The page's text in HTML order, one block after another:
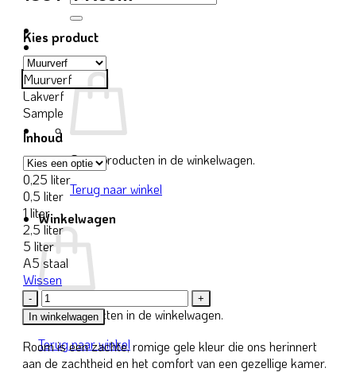
Geen producten in de winkelwagen.
Terug naar winkel
Winkelwagen
Geen producten in de winkelwagen.
Terug naar winkel
Kies product
Muurverf
Lakverf
Sample
Inhoud
0,25 liter
0,5 liter
1 liter
2,5 liter
5 liter
A5 staal
Wissen
130Y-
1
Room
aantal
In winkelwagen
Room is een zachte, romige gele kleur die ons herinnert
aan de zachtheid en het comfort van een gezellige kamer.